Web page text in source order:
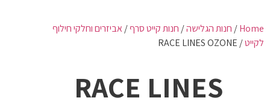
Home
/ חנות הגלישה/ חנות קייט סרף/אביזרים וחלקי חילוף
לקייט/ RACE LINES OZONE
RACE LINES